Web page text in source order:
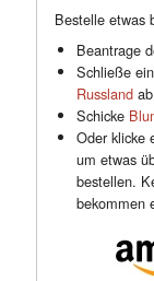
Bestelle etwas
Beantrage
Schließe
Russlandab
Schicke
Oder klicke
um etwas
bestellen.
bekommen